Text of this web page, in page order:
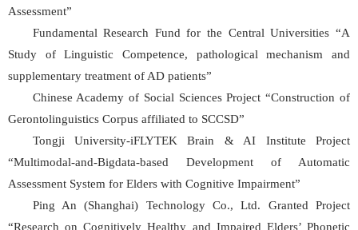
Assessment”
Fundamental Research Fund for the Central Universities “A
Study of Linguistic Competence, pathological mechanism and
supplementary treatment of AD patients”
Chinese Academy of Social Sciences Project “Construction of
Gerontolinguistics Corpus affiliated to SCCSD”
Tongji University-iFLYTEK Brain & AI Institute Project
“Multimodal-and-Bigdata-based Development of Automatic
Assessment System for Elders with Cognitive Impairment”
Ping An (Shanghai) Technology Co., Ltd. Granted Project
“Research on Cognitively Healthy and Impaired Elders’ Phonetic